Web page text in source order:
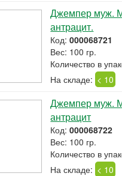
Джемпер муж.
антрацит.
Код:000068721
Вес: 100 гр.
Количество в
На складе: < 10
Джемпер муж.
антрацит
Код:000068722
Вес: 100 гр.
Количество в
На складе: < 10